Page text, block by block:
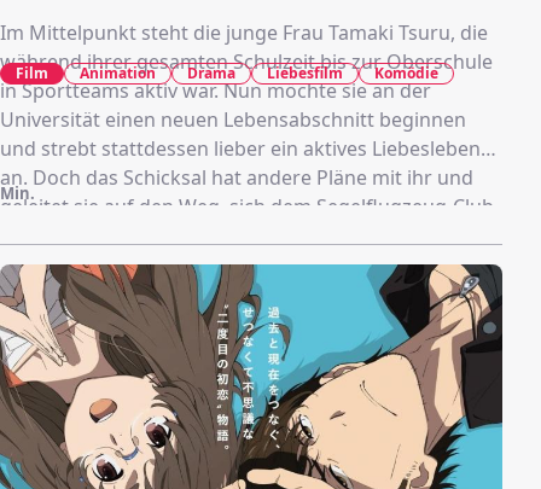
Im Mittelpunkt steht die junge Frau Tamaki Tsuru, die
während ihrer gesamten Schulzeit bis zur Oberschule
in Sportteams aktiv war. Nun möchte sie an der
Universität einen neuen Lebensabschnitt beginnen
und strebt stattdessen lieber ein aktives Liebesleben
an. Doch das Schicksal hat andere Pläne mit ihr und
geleitet sie auf den Weg, sich dem Segelflugzeug-Club
Min.
Film Animation Drama Liebesfilm Komödie